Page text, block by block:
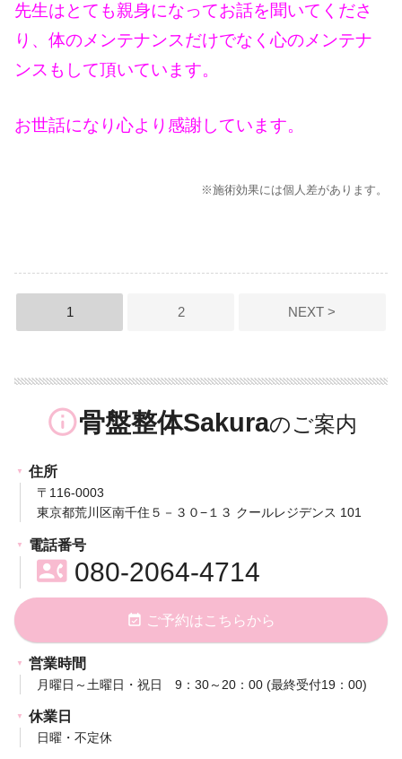
先生はとても親身になってお話を聞いてくださ
り、体のメンテナンスだけでなく心のメンテナ
ンスもして頂いています。
お世話になり心より感謝しています。
※施術効果には個人差があります。
投
ペ
ジ
り
1 2 NEXT >
info_outline骨盤整体Sakura
住所
〒116-0003
東京都荒川区南千住５－３０−１３ クールレジデンス 101
電話番号
contact_phone 080-2064-4714
event_available ご予約はこちらから
営業時間
月曜日～土曜日・祝日 9：30～20：00 (最終受付19：00)
休業日
日曜・不定休